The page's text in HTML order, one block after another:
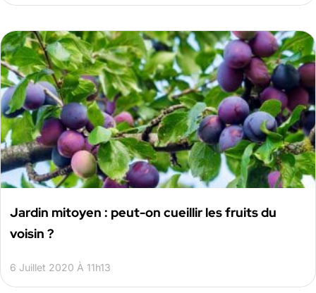
Jardin mitoyen : peut-on cueillir les fruits du
voisin ?
6 Juillet 2020 À 11h13